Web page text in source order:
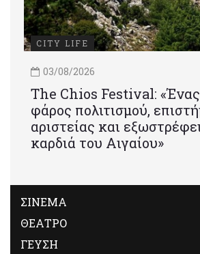
CITY LIFE
03/08/2026
Τhe Chios Festival:
φάρος πολιτισμού,
αριστείας και
καρδιά του Αιγαίου»
ΣΙΝΕΜΑ
ΘΕΑΤΡΟ
ΓΕΥΣΗ